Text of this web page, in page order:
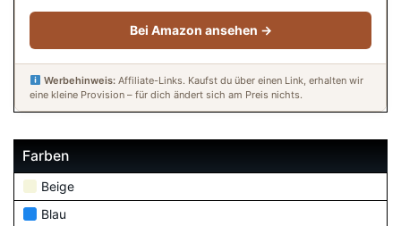
Bei Amazon ansehen →
Werbehinweis:Affiliate-Links. Kaufst du über einen Link, erhalten wir
eine kleine Provision – für dich ändert sich am Preis nichts.
Farben
Beige
Blau